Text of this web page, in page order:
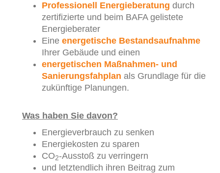
Professionell Energieberatung durch
zertifizierte und beim BAFA gelistete
Energieberater
Eine energetische Bestandsaufnahme
Ihrer Gebäude und einen
energetischen Maßnahmen- und
Sanierungsfahplan als Grundlage für die
zukünftige Planungen.
Was haben Sie davon?
Energieverbrauch zu senken
Energiekosten zu sparen
CO2-Ausstoß zu verringern
und letztendlich ihren Beitrag zum